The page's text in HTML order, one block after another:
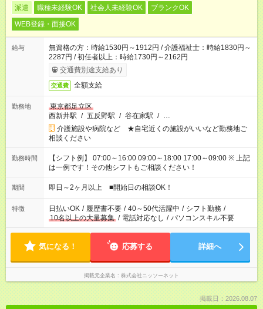
派遣 職種未経験OK 社会人未経験OK
ブランクOK
WEB登録・面接OK
給与
無資格の方：時給1530円～1912円 / 介護福祉士：時給1830円～
2287円 / 初任者以上：時給1730円～2162円
交通費別途支給あり
交通費 全額支給
勤務地
東京都足立区
西新井駅 / 五反野駅 / 谷在家駅 / …
介護施設や病院など ★自宅近くの施設がいいなど勤務地ご
相談ください
勤務時間
【シフト例】 07:00～16:00 09:00～18:00 17:00～09:00 ※ 上記
は一例です！その他シフトもご相談ください！
期間 即日～2ヶ月以上 ■開始日の相談OK！
特徴 日払いOK / 履歴書不要 / 40～50代活躍中 / シフト勤務 /
10名以上の大量募集 / 電話対応なし / パソコンスキル不要
気になる！ 応募する 詳細へ
掲載元企業名 株式会社ニッソーネット
掲載日：2026.08.07